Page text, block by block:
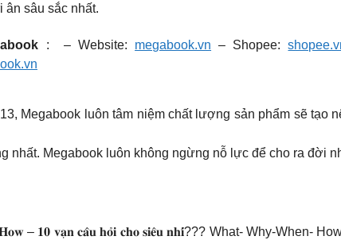
sâu sắc nhất.
: – Website: megabook.vn – Shopee:
Megabook luôn tâm niệm chất lượng sản phẩm sẽ tạo
nhất. Megabook luôn không ngừng nỗ lực để cho ra đời
– 𝟏𝟎 𝐯𝐚̣𝐧 𝐜𝐚̂𝐮 𝐡𝐨̉𝐢 𝐜𝐡𝐨 𝐬𝐢𝐞̂𝐮 𝐧𝐡𝐢́??? What- Why-When-